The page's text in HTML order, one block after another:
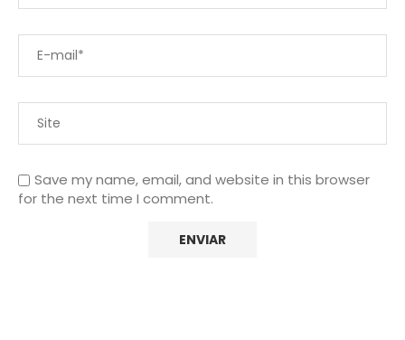
Save my name, email, and website in this browser
for the next time I comment.